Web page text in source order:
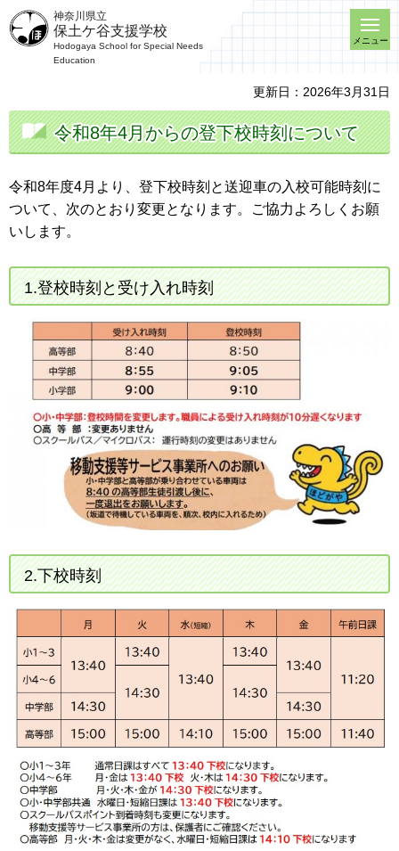
神奈川県立
保土ケ谷支援学校
Hodogaya School for Special Needs
Education
メニュー
更新日：2026年3月31日
令和8年4月からの登下校時刻について
令和8年度4月より、登下校時刻と送迎車の入校可能時刻に
ついて、次のとおり変更となります。ご協力よろしくお願
いします。
1.登校時刻と受け入れ時刻
2.下校時刻